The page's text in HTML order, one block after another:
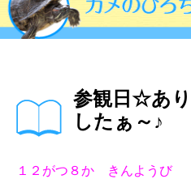
参観日☆あ
したぁ～♪
１２がつ８か きんようび